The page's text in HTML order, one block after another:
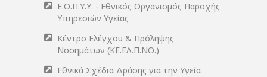
Ε.Ο.Π.Υ.Υ. - Εθνικός Οργανισμός Παροχής
Υπηρεσιών Υγείας
Κέντρο Ελέγχου & Πρόληψης
Νοσημάτων (ΚΕ.ΕΛ.Π.ΝΟ.)
Εθνικά Σχέδια Δράσης για την Υγεία